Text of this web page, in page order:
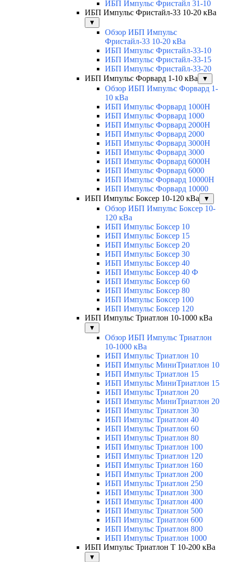
ИБП Импульс Фристайл 31-10
ИБП Импульс Фристайл-33 10-20 кВа
▼
Обзор ИБП Импульс
Фристайл-33 10-20 кВа
ИБП Импульс Фристайл-33-10
ИБП Импульс Фристайл-33-15
ИБП Импульс Фристайл-33-20
ИБП Импульс Форвард 1-10 кВа
▼
Обзор ИБП Импульс Форвард 1-
10 кВа
ИБП Импульс Форвард 1000H
ИБП Импульс Форвард 1000
ИБП Импульс Форвард 2000H
ИБП Импульс Форвард 2000
ИБП Импульс Форвард 3000H
ИБП Импульс Форвард 3000
ИБП Импульс Форвард 6000H
ИБП Импульс Форвард 6000
ИБП Импульс Форвард 10000H
ИБП Импульс Форвард 10000
ИБП Импульс Боксер 10-120 кВа
▼
Обзор ИБП Импульс Боксер 10-
120 кВа
ИБП Импульс Боксер 10
ИБП Импульс Боксер 15
ИБП Импульс Боксер 20
ИБП Импульс Боксер 30
ИБП Импульс Боксер 40
ИБП Импульс Боксер 40 Ф
ИБП Импульс Боксер 60
ИБП Импульс Боксер 80
ИБП Импульс Боксер 100
ИБП Импульс Боксер 120
ИБП Импульс Триатлон 10-1000 кВа
▼
Обзор ИБП Импульс Триатлон
10-1000 кВа
ИБП Импульс Триатлон 10
ИБП Импульс МиниТриатлон 10
ИБП Импульс Триатлон 15
ИБП Импульс МиниТриатлон 15
ИБП Импульс Триатлон 20
ИБП Импульс МиниТриатлон 20
ИБП Импульс Триатлон 30
ИБП Импульс Триатлон 40
ИБП Импульс Триатлон 60
ИБП Импульс Триатлон 80
ИБП Импульс Триатлон 100
ИБП Импульс Триатлон 120
ИБП Импульс Триатлон 160
ИБП Импульс Триатлон 200
ИБП Импульс Триатлон 250
ИБП Импульс Триатлон 300
ИБП Импульс Триатлон 400
ИБП Импульс Триатлон 500
ИБП Импульс Триатлон 600
ИБП Импульс Триатлон 800
ИБП Импульс Триатлон 1000
ИБП Импульс Триатлон Т 10-200 кВа
▼